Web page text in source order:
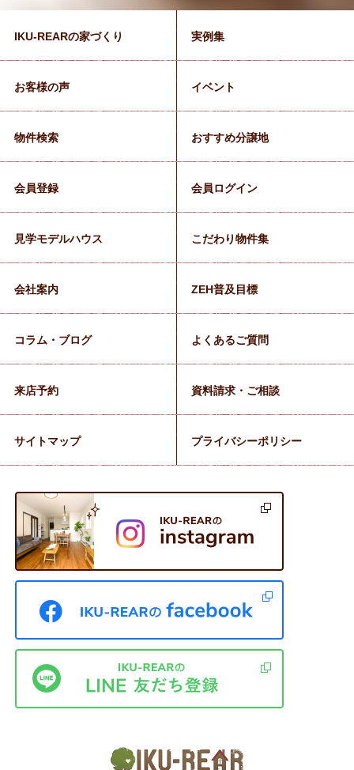
IKU-REARの家づくり 実例集
お客様の声 イベント
物件検索 おすすめ分譲地
会員登録 会員ログイン
見学モデルハウス こだわり物件集
会社案内 ZEH普及目標
コラム・ブログ よくあるご質問
来店予約 資料請求・ご相談
サイトマップ プライバシーポリシー